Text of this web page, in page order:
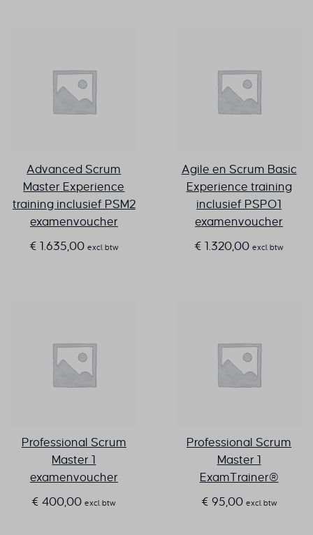
Advanced Scrum
Master Experience
training inclusief PSM2
examenvoucher
€ 1.635,00 excl. btw
Agile en Scrum Basic
Experience training
inclusief PSPO1
examenvoucher
€ 1.320,00 excl. btw
Professional Scrum
Master 1
examenvoucher
€ 400,00 excl. btw
Professional Scrum
Master 1
ExamTrainer®
€ 95,00 excl. btw